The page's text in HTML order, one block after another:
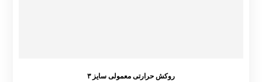
روکش حرارتی معمولی سایز ۳